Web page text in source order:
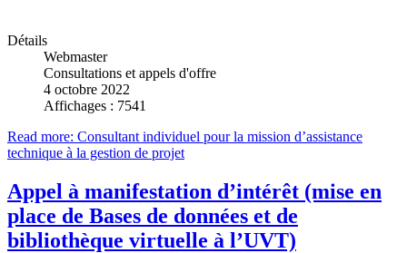
Détails
Webmaster
Consultations et appels d'offre
4 octobre 2022
Affichages : 7541
Read more: Consultant individuel pour la mission d’assistance
technique à la gestion de projet
Appel à manifestation d’intérêt (mise en
place de Bases de données et de
bibliothèque virtuelle à l’UVT)